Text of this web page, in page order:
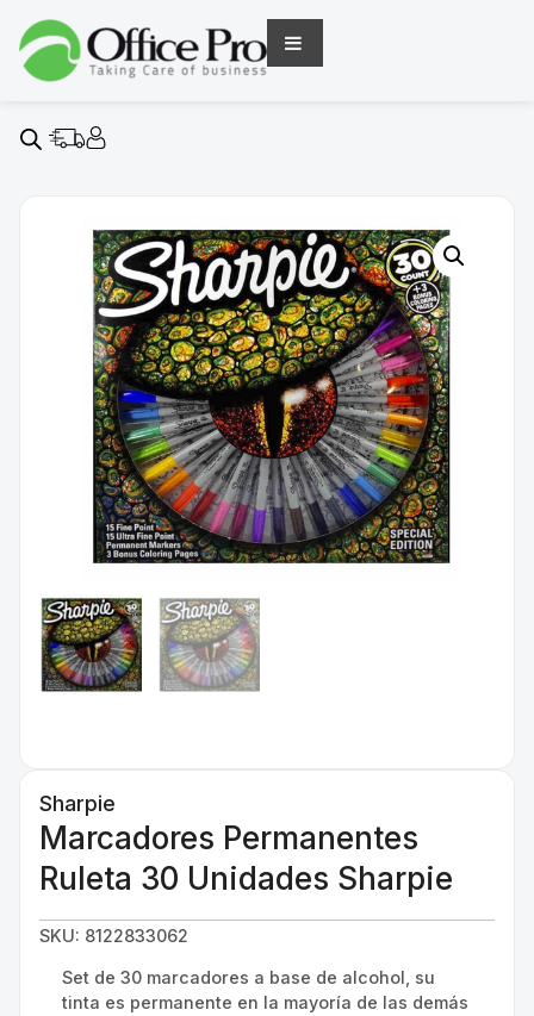
Sharpie
Marcadores Permanentes
Ruleta 30 Unidades Sharpie
SKU: 8122833062
Set de 30 marcadores a base de alcohol, su
tinta es permanente en la mayoría de las demás